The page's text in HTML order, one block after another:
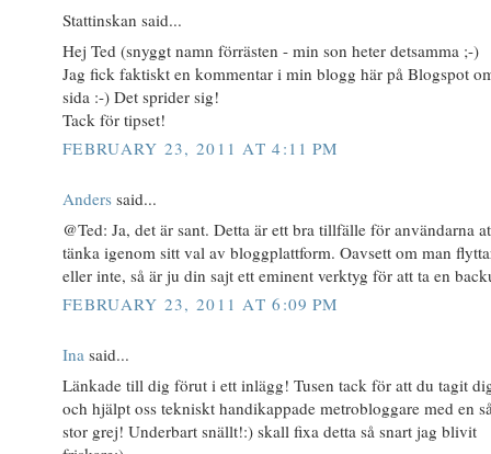
Stattinskan said...
Hej Ted (snyggt namn förrästen - min son heter detsamma ;-)
Jag fick faktiskt en kommentar i min blogg här på Blogspot
sida :-) Det sprider sig!
Tack för tipset!
FEBRUARY 23, 2011 AT 4:11 PM
Anders said...
@Ted: Ja, det är sant. Detta är ett bra tillfälle för användarna
tänka igenom sitt val av bloggplattform. Oavsett om man
eller inte, så är ju din sajt ett eminent verktyg för att ta en
FEBRUARY 23, 2011 AT 6:09 PM
Ina said...
Länkade till dig förut i ett inlägg! Tusen tack för att du tagit
och hjälpt oss tekniskt handikappade metrobloggare med en
stor grej! Underbart snällt!:) skall fixa detta så snart jag blivit